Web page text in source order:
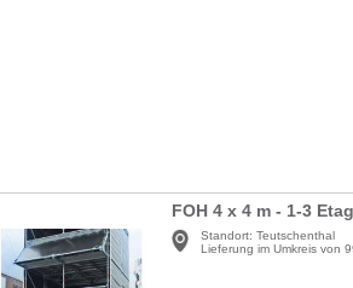
FOH 4 x 4 m - 1-3
Standort: Teutschenthal
Lieferung im Umkreis von